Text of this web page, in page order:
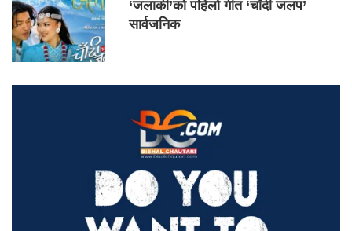
‘जलाकी’को पहिलो गीत ‘चाँदी जलप’
सार्वजनिक